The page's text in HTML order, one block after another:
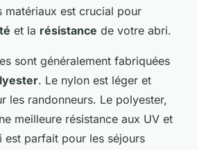
matériaux est crucial pour
et la résistance de votre abri.
sont généralement fabriquées
. Le nylon est léger et
les randonneurs. Le polyester,
meilleure résistance aux UV et
est parfait pour les séjours